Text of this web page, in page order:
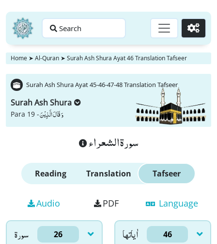
Search Go
Home ➤ Al-Quran ➤ Surah Ash Shura Ayat 46 Translation Tafseer
Surah Ash Shura Ayat 45-46-47-48 Translation Tafseer
Surah Ash Shura
Para 19 -وَ قَالَ الَّذِیْنَ
سورة الشعراء
Reading Translation Tafseer
Audio PDF Language
سورۃ 26 اٰياتها 46